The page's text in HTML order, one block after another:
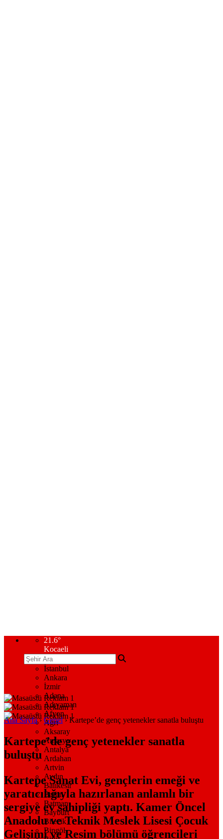
21.6°
Kocaeli
İstanbul
Ankara
İzmir
Adana
Adıyaman
Afyon
Ağrı
Aksaray
Amasya
Antalya
Ardahan
Artvin
Aydın
Balıkesir
Bartın
Batman
Bayburt
Bilecik
Bingöl
Ana Sayfa› Genel›Kartepe’de genç yetenekler sanatla buluştu
Kartepe’de genç yetenekler sanatla
buluştu
Kartepe Sanat Evi, gençlerin emeği ve
yaratıcılığıyla hazırlanan anlamlı bir
sergiye ev sahipliği yaptı. Kamer Öncel
Anadolu ve Teknik Meslek Lisesi Çocuk
Gelişimi ve Resim bölümü öğrencileri